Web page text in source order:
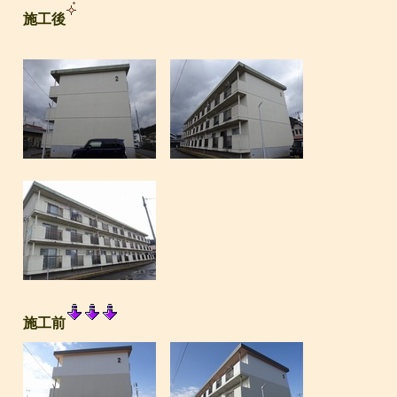
施工後
施工前